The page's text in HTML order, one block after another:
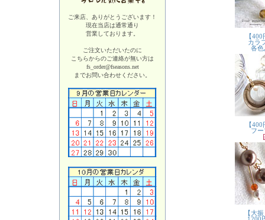
ご来店、ありがとうございます！
現在当店は通常通り
営業しております。
ご注文いただいたのに
こちらからのご連絡が無い方は
fs_order@fseasons.net
までお問い合わせください。